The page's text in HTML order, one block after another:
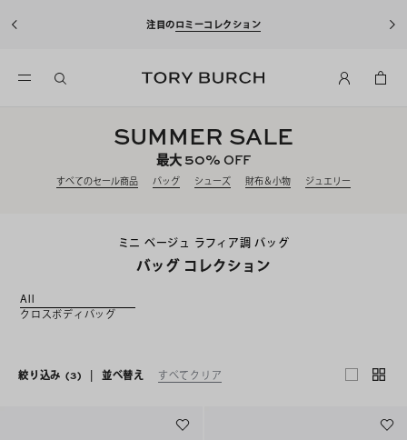
注目のロミーコレクション
SUMMER SALE
最大50% OFF
すべてのセール商品 バッグ シューズ 財布＆小物 ジュエリー
ミニ ベージュ ラフィア調 バッグ
バッグ コレクション
All
クロスボディバッグ
絞り込み (3) | 並べ替え すべてクリア